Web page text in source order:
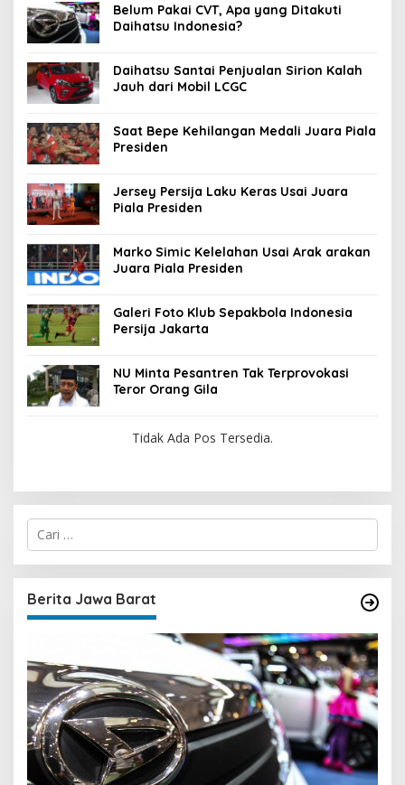
Belum Pakai CVT, Apa yang Ditakuti
Daihatsu Indonesia?
Daihatsu Santai Penjualan Sirion Kalah
Jauh dari Mobil LCGC
Saat Bepe Kehilangan Medali Juara Piala
Presiden
Jersey Persija Laku Keras Usai Juara
Piala Presiden
Marko Simic Kelelahan Usai Arak arakan
Juara Piala Presiden
Galeri Foto Klub Sepakbola Indonesia
Persija Jakarta
NU Minta Pesantren Tak Terprovokasi
Teror Orang Gila
Tidak Ada Pos Tersedia.
C
i
u
n
t
k
:
Berita Jawa Barat